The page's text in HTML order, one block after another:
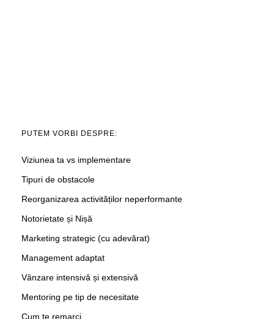
PUTEM VORBI DESPRE:
Viziunea ta vs implementare
Tipuri de obstacole
Reorganizarea activităților neperformante
Notorietate și Nișă
Marketing strategic (cu adevărat)
Management adaptat
Vânzare intensivă și extensivă
Mentoring pe tip de necesitate
Cum te remarci